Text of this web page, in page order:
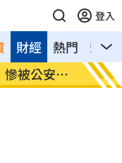
登入
熱門 影音
財經
被公安約
永慶